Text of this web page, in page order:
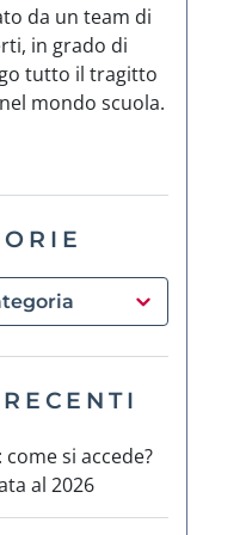
da un team di
in grado di
tutto il tragitto
mondo scuola.
si accede?
al 2026